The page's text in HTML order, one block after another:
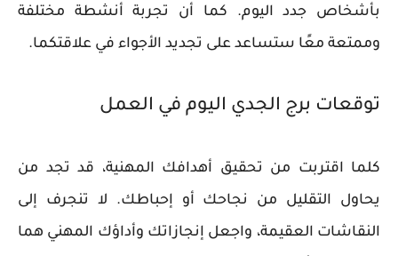
بأشخاص جدد اليوم. كما أن تجربة أنشطة مختلفة
وممتعة معًا ستساعد على تجديد الأجواء في علاقتكما.
توقعات برج الجدي اليوم في العمل
كلما اقتربت من تحقيق أهدافك المهنية، قد تجد من
يحاول التقليل من نجاحك أو إحباطك. لا تنجرف إلى
النقاشات العقيمة، واجعل إنجازاتك وأداؤك المهني هما